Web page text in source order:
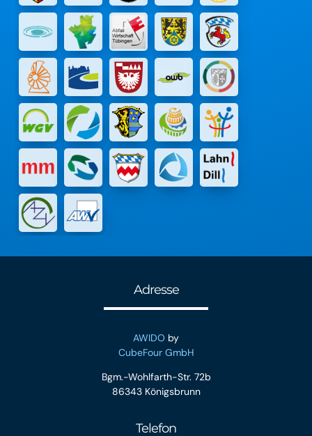
Adresse
AWIDO by
CubeFour GmbH
Bgm.-Wohlfarth-Str. 72b
86343 Königsbrunn
Telefon